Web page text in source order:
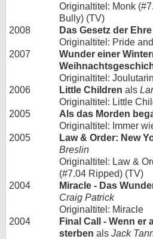
Originaltitel: Monk
Bully) (TV)
2008
Das Gesetz der Ehre
Originaltitel: Pride
2007
Wunder einer
Originaltitel:
2006
Little Children als
Originaltitel: Little
2005
Als das Morden
Originaltitel: Immer
2005
Law & Order: New
Breslin
Originaltitel: Law &
(#7.04 Ripped) (TV)
2004
Miracle - Das
Craig Patrick
Originaltitel: Miracle
2004
Final Call - Wenn er
sterben als Jack